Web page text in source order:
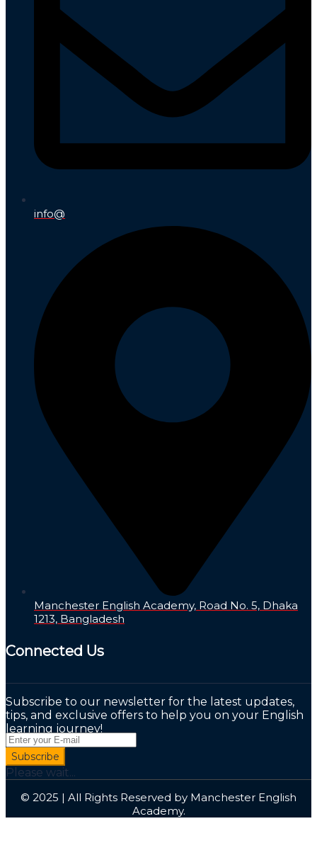
info@
Manchester English Academy, Road No. 5, Dhaka
1213, Bangladesh
Connected Us
Subscribe to our newsletter for the latest updates,
tips, and exclusive offers to help you on your English
learning journey!
Subscribe
Please wait...
© 2025 | All Rights Reserved by Manchester English
Academy.